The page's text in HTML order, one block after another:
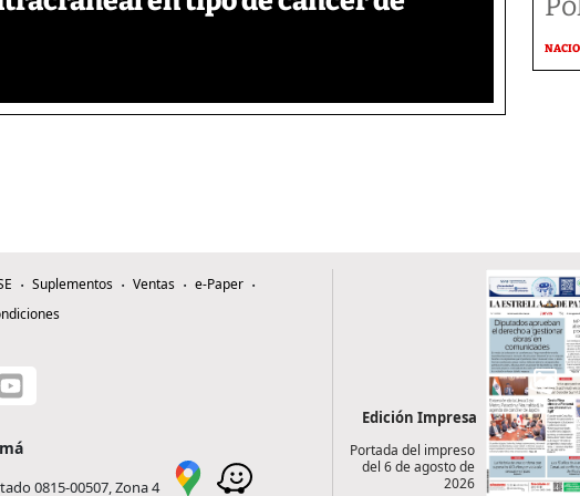
Suplementos Ventas
e-Paper
0815-00507, Zona 4
Edición Impresa
Portada del impreso
del 6 de agosto de
2026